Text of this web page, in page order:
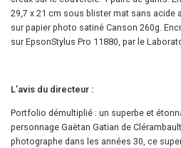
29,7 x 21 cm sous blister mat sans acide
sur papier photo satiné Canson 260g.
sur EpsonStylus Pro 11880, par le
L’avis du directeur :
Portfolio démultiplié : un superbe et
personnage Gaëtan Gatian de
photographe dans les années 30, ce